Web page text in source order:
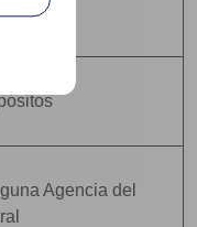
Agencia del